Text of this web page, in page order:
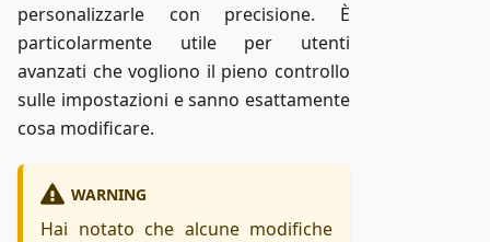
personalizzarle con precisione. È
particolarmente utile per utenti
avanzati che vogliono il pieno controllo
sulle impostazioni e sanno esattamente
cosa modificare.
WARNING
Hai notato che alcune modifiche